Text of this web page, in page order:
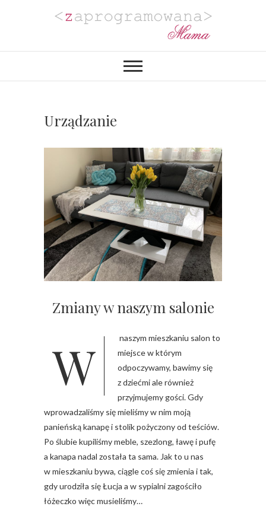
Zaprogramowana
Mama
ORGANIZACJI I REALIZACJI
WYJĄTKOWYCH WESEL.
Urządzanie
Zmiany w naszym salonie
W naszym mieszkaniu salon to
miejsce w którym
odpoczywamy, bawimy się
z dziećmi ale również
przyjmujemy gości. Gdy
wprowadzaliśmy się mieliśmy w nim moją
panieńską kanapę i stolik pożyczony od teściów.
Po ślubie kupiliśmy meble, szezlong, ławę i pufę
a kanapa nadal została ta sama. Jak to u nas
w mieszkaniu bywa, ciągle coś się zmienia i tak,
gdy urodziła się Łucja a w sypialni zagościło
łóżeczko więc musieliśmy…